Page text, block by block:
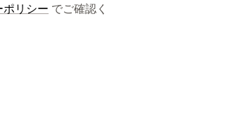
ポリシー でご確認く